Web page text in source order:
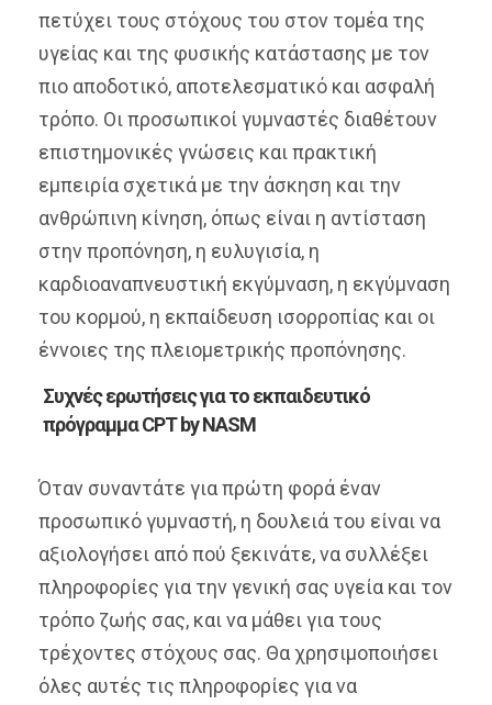
πετύχει τους στόχους του στον τομέα της
υγείας και της φυσικής κατάστασης με τον
πιο αποδοτικό, αποτελεσματικό και ασφαλή
τρόπο. Οι προσωπικοί γυμναστές διαθέτουν
επιστημονικές γνώσεις και πρακτική
εμπειρία σχετικά με την άσκηση και την
ανθρώπινη κίνηση, όπως είναι η αντίσταση
στην προπόνηση, η ευλυγισία, η
καρδιοαναπνευστική εκγύμναση, η εκγύμναση
του κορμού, η εκπαίδευση ισορροπίας και οι
έννοιες της πλειομετρικής προπόνησης.
Συχνές ερωτήσεις για το εκπαιδευτικό
πρόγραμμα CPT by NASM
Όταν συναντάτε για πρώτη φορά έναν
προσωπικό γυμναστή, η δουλειά του είναι να
αξιολογήσει από πού ξεκινάτε, να συλλέξει
πληροφορίες για την γενική σας υγεία και τον
τρόπο ζωής σας, και να μάθει για τους
τρέχοντες στόχους σας. Θα χρησιμοποιήσει
όλες αυτές τις πληροφορίες για να